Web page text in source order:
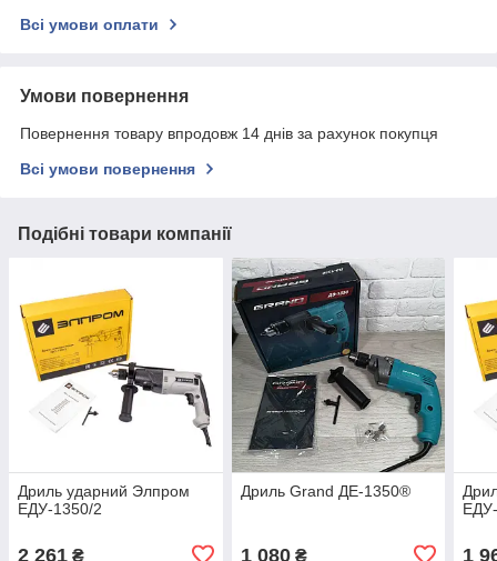
Всі умови оплати
Умови повернення
Повернення товару впродовж 14 днів за рахунок покупця
Всі умови повернення
Подібні товари компанії
Дриль ударний Элпром
ЕДУ-1350/2
2 261 ₴
Дриль Grand ДЕ-1350®
1 080₴ 1